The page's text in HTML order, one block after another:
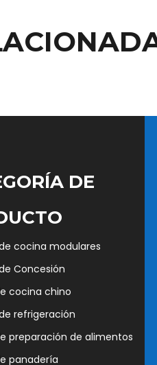
DE
cocina modulares
Concesión
cocina chino
refrigeración
preparación de alimentos
panadería